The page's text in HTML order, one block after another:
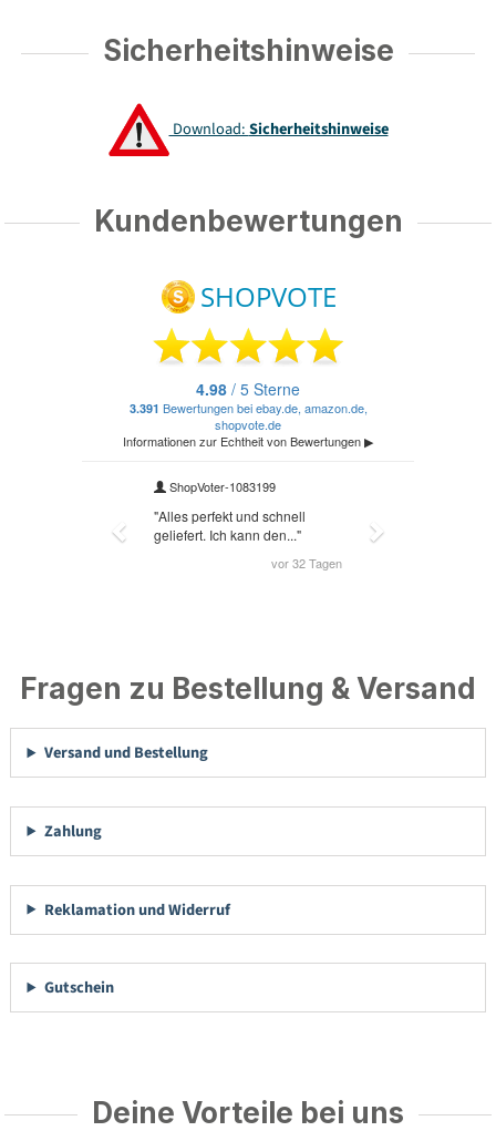
Sicherheitshinweise
Download:Sicherheitshinweise
Kundenbewertungen
Fragen zu Bestellung & Versand
Versand und Bestellung
Zahlung
Reklamation und Widerruf
Gutschein
Deine Vorteile bei uns